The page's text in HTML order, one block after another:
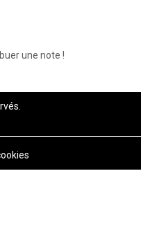
une note !